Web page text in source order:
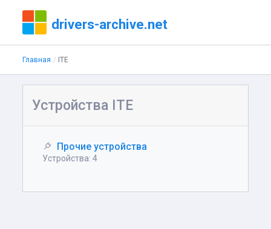
drivers-archive.net
Главная ITE
Устройства ITE
Прочие устройства
Устройства: 4